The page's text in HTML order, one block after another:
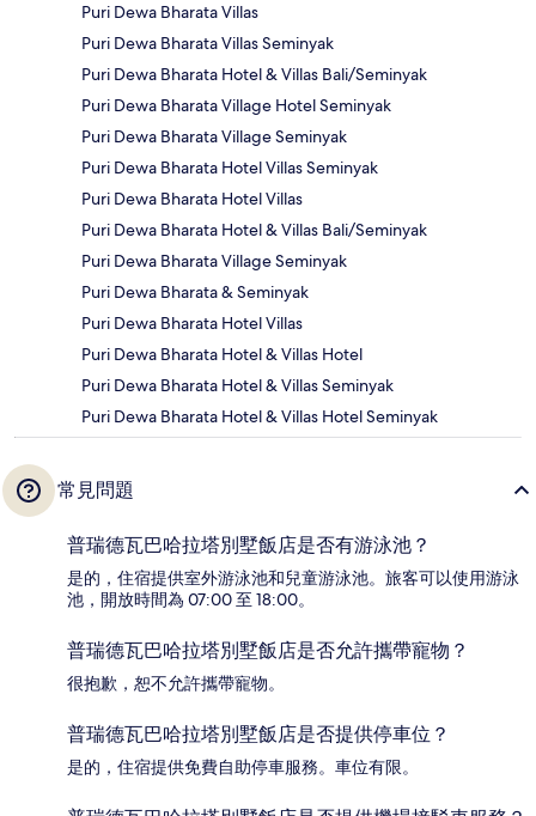
Puri Dewa Bharata Villas
Puri Dewa Bharata Villas Seminyak
Puri Dewa Bharata Hotel & Villas Bali/Seminyak
Puri Dewa Bharata Village Hotel Seminyak
Puri Dewa Bharata Village Seminyak
Puri Dewa Bharata Hotel Villas Seminyak
Puri Dewa Bharata Hotel Villas
Puri Dewa Bharata Hotel & Villas Bali/Seminyak
Puri Dewa Bharata Village Seminyak
Puri Dewa Bharata & Seminyak
Puri Dewa Bharata Hotel Villas
Puri Dewa Bharata Hotel & Villas Hotel
Puri Dewa Bharata Hotel & Villas Seminyak
Puri Dewa Bharata Hotel & Villas Hotel Seminyak
常見問題
普瑞德瓦巴哈拉塔別墅飯店是否有游泳池？
是的，住宿提供室外游泳池和兒童游泳池。旅客可以使用游泳
池，開放時間為 07:00 至 18:00。
普瑞德瓦巴哈拉塔別墅飯店是否允許攜帶寵物？
很抱歉，恕不允許攜帶寵物。
普瑞德瓦巴哈拉塔別墅飯店是否提供停車位？
是的，住宿提供免費自助停車服務。車位有限。